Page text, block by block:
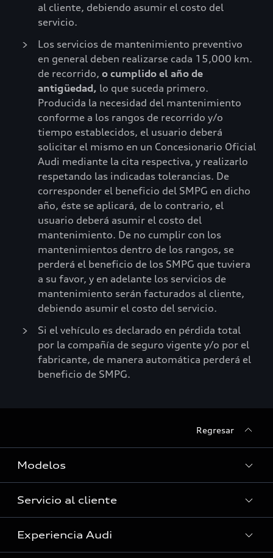
al cliente, debiendo asumir el costo del
servicio.
Los servicios de mantenimiento preventivo
en general deben realizarse cada 15,000 km.
de recorrido, o cumplido el año de
antigüedad, lo que suceda primero.
Producida la necesidad del mantenimiento
conforme a los rangos de recorrido y/o
tiempo establecidos, el usuario deberá
solicitar el mismo en un Concesionario Oficial
Audi mediante la cita respectiva, y realizarlo
respetando las indicadas tolerancias. De
corresponder el beneficio del SMPG en dicho
año, éste se aplicará, de lo contrario, el
usuario deberá asumir el costo del
mantenimiento. De no cumplir con los
mantenimientos dentro de los rangos, se
perderá el beneficio de los SMPG que tuviera
a su favor, y en adelante los servicios de
mantenimiento serán facturados al cliente,
debiendo asumir el costo del servicio.
Si el vehículo es declarado en pérdida total
por la compañía de seguro vigente y/o por el
fabricante, de manera automática perderá el
beneficio de SMPG.
Regresar
Modelos
Ver Modelos
Servicio al cliente
Audi Service
Experiencia Audi